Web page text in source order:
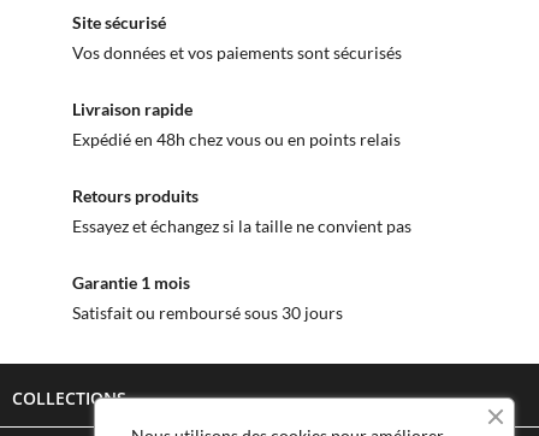
Site sécurisé
Vos données et vos paiements sont sécurisés
Livraison rapide
Expédié en 48h chez vous ou en points relais
Retours produits
Essayez et échangez si la taille ne convient pas
Garantie 1 mois
Satisfait ou remboursé sous 30 jours
COLLECTIONS 